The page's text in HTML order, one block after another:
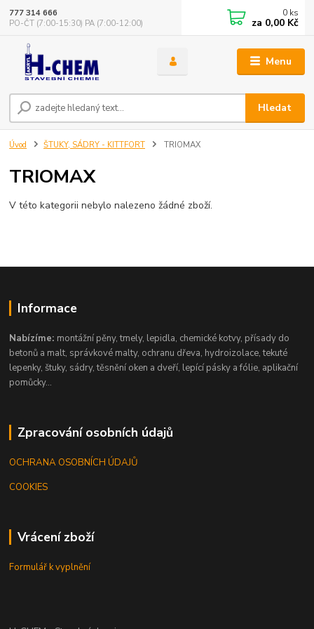
Menu
Hledat
777 314 666
PO-ČT (7:00-15:30) PA (7:00-12:00)
0 ks
za 0,00 Kč
Úvod ŠTUKY, SÁDRY - KITTFORT TRIOMAX
TRIOMAX
V této kategorii nebylo nalezeno žádné zboží.
Informace
Nabízíme: montážní pěny, tmely, lepidla, chemické kotvy, přísady do
betonů a malt, správkové malty, ochranu dřeva, hydroizolace, tekuté
lepenky, štuky, sádry, těsnění oken a dveří, lepící pásky a fólie, aplikační
pomůcky...
Zpracování osobních údajů
OCHRANA OSOBNÍCH ÚDAJŮ
COOKIES
Vrácení zboží
Formulář k vyplnění